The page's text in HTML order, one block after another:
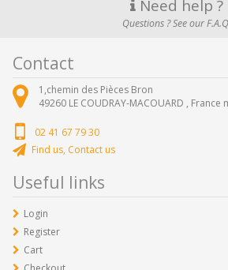
Need help ?
Questions ? See our
Contact
1,chemin des Pièces Bron
49260 LE COUDRAY-MACOUARD , France
02 41 67 79 30
Find us, Contact us
Useful links
Login
Register
Cart